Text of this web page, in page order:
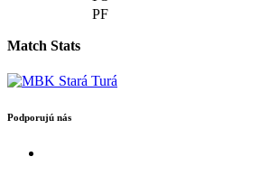
Match Stats
Podporujú nás